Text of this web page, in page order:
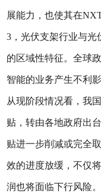
展能力，也使其在
3，光伏支架行业与光
的区域性特征。全球
智能的业务产生不利影
从现阶段情况看，我
贴，转由各地政府出
贴进一步削减或完全
效的进度放缓，不仅
润也将面临下行风险。